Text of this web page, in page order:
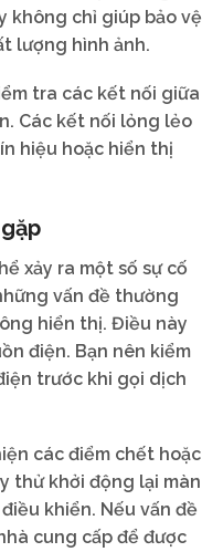
không chỉ giúp bảo vệ
lượng hình ảnh.
tra các kết nối giữa
Các kết nối lỏng lẻo
hiệu hoặc hiển thị
xảy ra một số sự cố
vấn đề thường
hiển thị. Điều này
điện. Bạn nên kiểm
trước khi gọi dịch
các điểm chết hoặc
thử khởi động lại màn
khiển. Nếu vấn đề
cung cấp để được